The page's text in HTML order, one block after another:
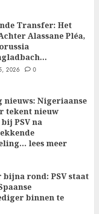
Transfer: Het
Alassane Pléa,
2026 0
nieuws: Nigeriaanse
tekent nieuw
PSV na
lees meer
rond: PSV staat
binnen te